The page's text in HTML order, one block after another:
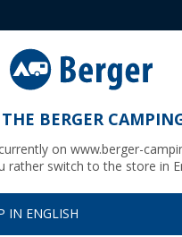
y Accesorios Duschbrause
BERGER
on www.berger-
rather switch to the store in
IN ENGLISH